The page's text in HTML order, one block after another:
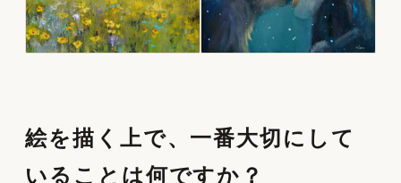
絵を描く上で、一番大切にして
いることは何ですか？